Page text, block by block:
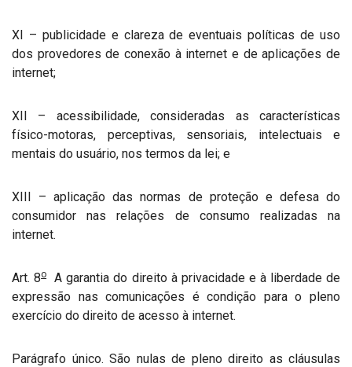
XI – publicidade e clareza de eventuais políticas de uso
dos provedores de conexão à internet e de aplicações de
internet;
XII – acessibilidade, consideradas as características
físico-motoras, perceptivas, sensoriais, intelectuais e
mentais do usuário, nos termos da lei; e
XIII – aplicação das normas de proteção e defesa do
consumidor nas relações de consumo realizadas na
internet.
Art. 8o
A garantia do direito à privacidade e à liberdade de
expressão nas comunicações é condição para o pleno
exercício do direito de acesso à internet.
Parágrafo único. São nulas de pleno direito as cláusulas